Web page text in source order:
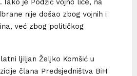
Iako je Podžić vojno lice, na
nije došao zbog vojnih i
već zbog političkog
ljiljan Željko Komšić u
člana Predsjedništva BiH